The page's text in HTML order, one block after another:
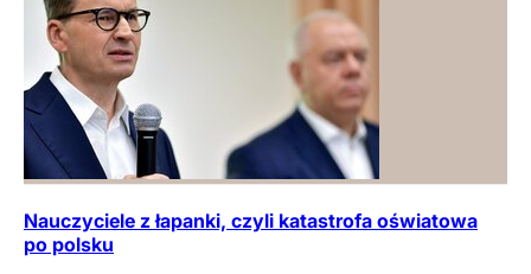
Nauczyciele z łapanki, czyli katastrofa oświatowa
po polsku